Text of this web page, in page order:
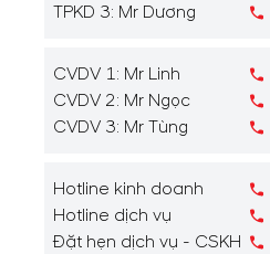
TPKD 3: Mr Dương
CVDV 1: Mr Linh
CVDV 2: Mr Ngọc
CVDV 3: Mr Tùng
Hotline kinh doanh
Hotline dịch vụ
Đặt hẹn dịch vụ - CSKH